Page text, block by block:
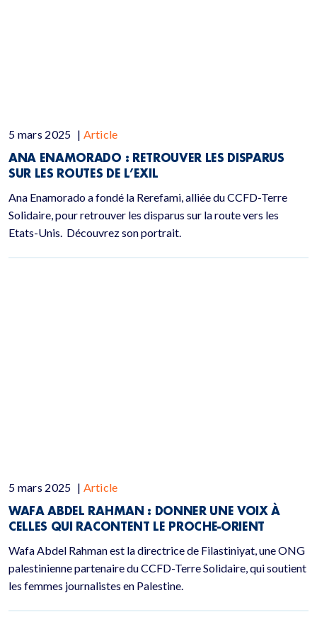
5 mars 2025 | Article
ANA ENAMORADO : RETROUVER LES DISPARUS
SUR LES ROUTES DE L’EXIL
Ana Enamorado a fondé la Rerefami, alliée du CCFD-Terre
Solidaire, pour retrouver les disparus sur la route vers les
Etats-Unis. Découvrez son portrait.
5 mars 2025 | Article
WAFA ABDEL RAHMAN : DONNER UNE VOIX À
CELLES QUI RACONTENT LE PROCHE-ORIENT
Wafa Abdel Rahman est la directrice de Filastiniyat, une ONG
palestinienne partenaire du CCFD-Terre Solidaire, qui soutient
les femmes journalistes en Palestine.